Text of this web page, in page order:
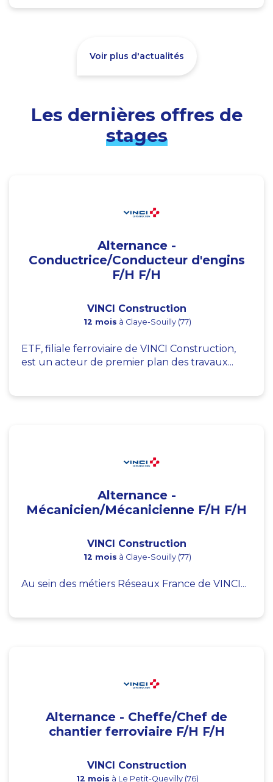
Voir plus d'actualités
Les dernières offres de
stages
Alternance -
Conductrice/Conducteur d'engins
F/H F/H
VINCI Construction
12 mois à Claye-Souilly (77)
ETF, filiale ferroviaire de VINCI Construction,
est un acteur de premier plan des travaux...
Alternance -
Mécanicien/Mécanicienne F/H F/H
VINCI Construction
12 mois à Claye-Souilly (77)
Au sein des métiers Réseaux France de VINCI...
Alternance - Cheffe/Chef de
chantier ferroviaire F/H F/H
VINCI Construction
12 mois à Le Petit-Quevilly (76)